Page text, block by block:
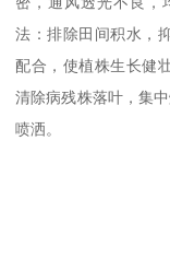
法：排除田间积水，
配合，使植株生长健
清除病残株落叶，集
喷洒。